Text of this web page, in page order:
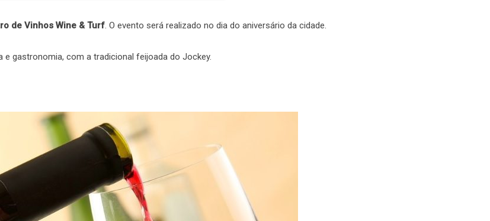
de Vinhos Wine & Turf. O evento será realizado no dia do aniversário da cidade.
gastronomia, com a tradicional feijoada do Jockey.